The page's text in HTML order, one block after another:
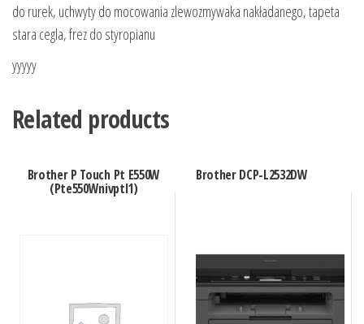
do rurek, uchwyty do mocowania zlewozmywaka nakładanego, tapeta
stara cegla, frez do styropianu
yyyyy
Related products
Brother P Touch Pt E550W
(Pte550Wnivptl1)
Brother DCP-L2532DW